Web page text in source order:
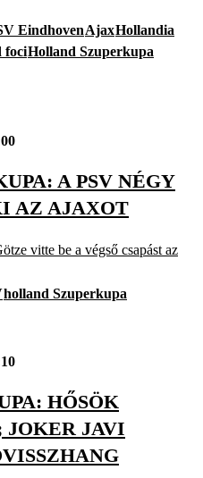
EindhovenAjaxHollandia
fociHolland Szuperkupa
A PSV NÉGY
AZ AJAXOT
vitte be a végső csapást az
holland Szuperkupa
HŐSÖK
JAVI